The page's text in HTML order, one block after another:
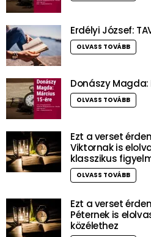
Erdélyi József:
OLVASS TOVÁBB
Donászy Magda:
OLVASS TOVÁBB
Ezt a verset
Viktornak is
klasszikus
OLVASS TOVÁBB
Ezt a verset
Péternek is
közélethez